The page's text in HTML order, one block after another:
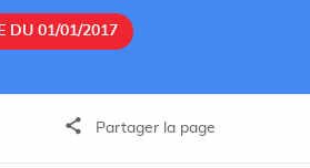
DU 01/01/2017
Partager la page